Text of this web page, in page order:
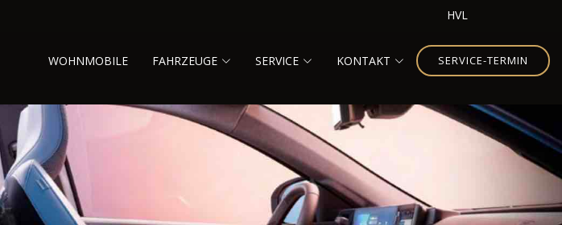
HVL
WOHNMOBILE FAHRZEUGE SERVICE KONTAKT SERVICE-TERMIN